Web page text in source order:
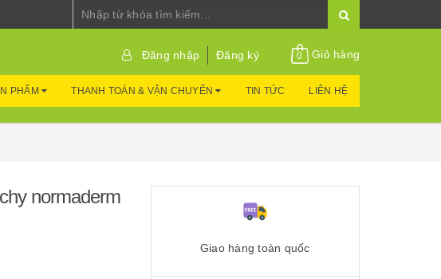
Đăng nhập Đăng ký 0 Giỏ hàng
PHẨM THANH TOÁN & VẬN CHUYỂN TIN TỨC LIÊN HỆ
normaderm
Giao hàng toàn quốc